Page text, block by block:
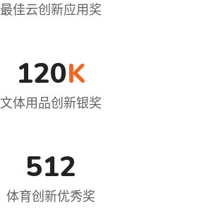
最佳云创新应用奖
120K
文体用品创新银奖
512
体育创新优秀奖